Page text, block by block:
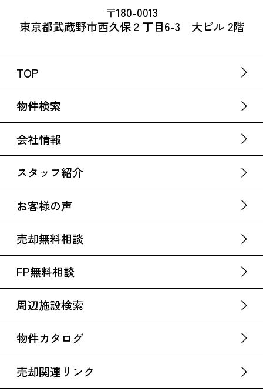
〒180-0013
東京都武蔵野市西久保２丁目6-3 大ビル 2階
TOP
物件検索
会社情報
スタッフ紹介
お客様の声
売却無料相談
FP無料相談
周辺施設検索
物件カタログ
売却関連リンク